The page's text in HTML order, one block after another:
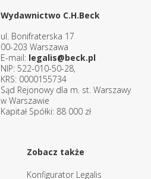
Wydawnictwo C.H.Beck
ul. Bonifraterska 17
00-203 Warszawa
E-mail: legalis@beck.pl
NIP: 522-010-50-28,
KRS: 0000155734
Sąd Rejonowy dla m. st. Warszawy
w Warszawie
Kapitał Spółki: 88 000 zł
Zobacz także
Konfigurator Legalis